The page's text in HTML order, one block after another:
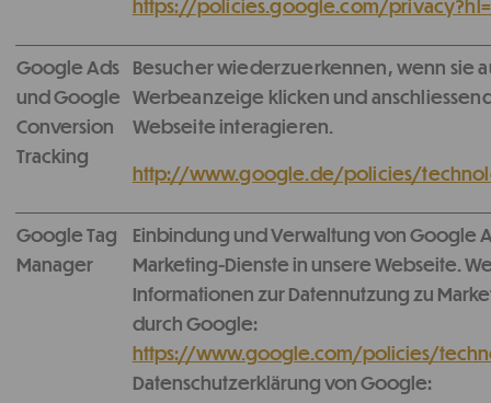
https://policies.google.com/
Google Ads
und Google
Conversion
Tracking
Besucher wiederzuerkennen, wenn sie
Werbeanzeige klicken und
Webseite interagieren.
http://www.google.de/policies/
Google Tag
Manager
Einbindung und Verwaltung von Google
Marketing-Dienste in unsere Webseite.
Informationen zur Datennutzung zu
durch Google:
https://www.google.com/policies/
Datenschutzerklärung von Google: